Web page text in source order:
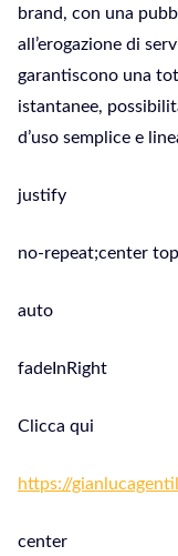
brand, con una
all’erogazione di
garantiscono una
istantanee,
d’uso semplice e
justify
no-repeat;center
auto
fadeInRight
Clicca qui
https://
center